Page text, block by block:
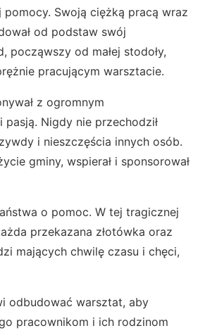
Swoją ciężką pracą wraz
od podstaw swój
począwszy od małej stodoły,
pracującym warsztacie.
z ogromnym
pasją. Nigdy nie przechodził
i nieszczęścia innych osób.
gminy, wspierał i sponsorował
o pomoc. W tej tragicznej
przekazana złotówka oraz
mających chwilę czasu i chęci,
odbudować warsztat, aby
pracownikom i ich rodzinom